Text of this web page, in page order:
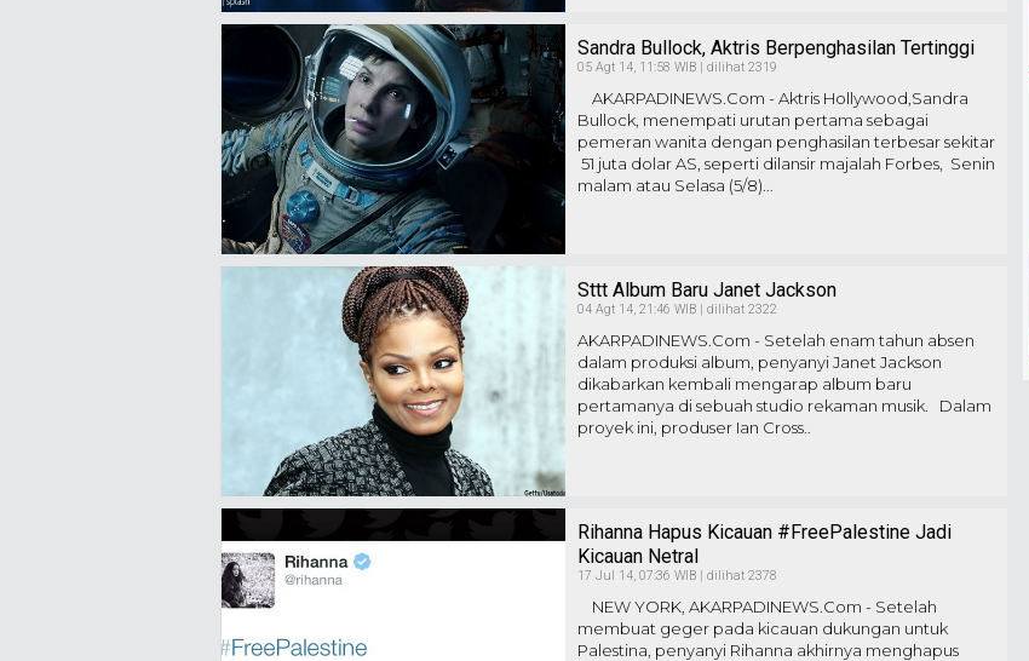
Sandra Bullock, Aktris Berpenghasilan Tertinggi
05 Agt 14, 11:58 WIB | dilihat 2319
AKARPADINEWS.Com - Aktris Hollywood,Sandra
Bullock, menempati urutan pertama sebagai
pemeran wanita dengan penghasilan terbesar sekitar
51 juta dolar AS, seperti dilansir majalah Forbes, Senin
malam atau Selasa (5/8)...
Sttt Album Baru Janet Jackson
04 Agt 14, 21:46 WIB | dilihat 2322
AKARPADINEWS.Com - Setelah enam tahun absen
dalam produksi album, penyanyi Janet Jackson
dikabarkan kembali mengarap album baru
pertamanya di sebuah studio rekaman musik. Dalam
proyek ini, produser Ian Cross..
Rihanna Hapus Kicauan #FreePalestine Jadi
Kicauan Netral
17 Jul 14, 07:36 WIB | dilihat 2378
NEW YORK, AKARPADINEWS.Com - Setelah
membuat geger pada kicauan dukungan untuk
Palestina, penyanyi Rihanna akhirnya menghapus